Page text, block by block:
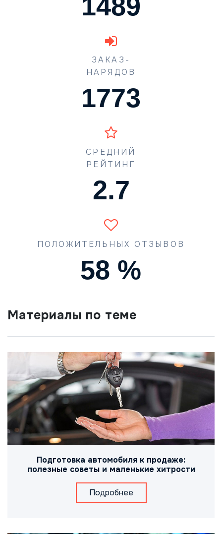
ЗАКАЗ-
НАРЯДОВ
1773
СРЕДНИЙ
РЕЙТИНГ
4.0
ПОЛОЖИТЕЛЬНЫХ ОТЗЫВОВ
87 %
Материалы по теме
Подготовка автомобиля к продаже:
полезные советы и маленькие хитрости
Подробнее